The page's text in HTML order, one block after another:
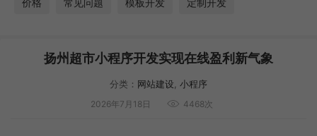
价格 常见问题 模板开发 定制开发
扬州超市小程序开发实现在线盈利新气象
分类： 网站建设 小程序
2026年7月18日 4468次